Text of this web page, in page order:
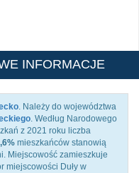
INFORMACJE
. Należy do województwa
. Według Narodowego
z 2021 roku liczba
mieszkańców stanowią
Miejscowość zamieszkuje
miejscowości Duły w